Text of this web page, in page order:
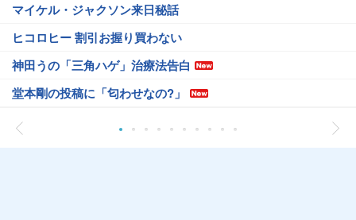
マイケル・ジャクソン来日秘話
ヒコロヒー 割引お握り買わない
神田うの「三角ハゲ」治療法告白
堂本剛の投稿に「匂わせなの?」